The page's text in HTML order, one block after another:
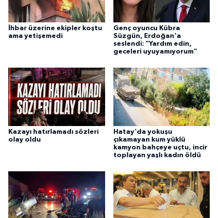
İhbar üzerine ekipler koştu
ama yetişemedi
Genç oyuncu Kübra
Süzgün, Erdoğan'a
seslendi: "Yardım edin,
geceleri uyuyamıyorum"
Kazayı hatırlamadı sözleri
olay oldu
Hatay'da yokuşu
çıkamayan kum yüklü
kamyon bahçeye uçtu, incir
toplayan yaşlı kadın öldü